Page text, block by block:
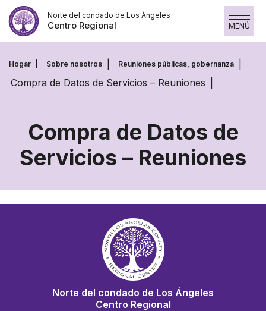
Skip
to
content
Norte del condado de Los Ángeles
Centro Regional MENÚ
Hogar Sobre nosotros Reuniones públicas, gobernanza
Compra de Datos de Servicios – Reuniones
Compra de Datos de
Servicios – Reuniones
Compra
Datos
de
Servicios
–
Reuniones
Norte del condado de Los Ángeles
Centro Regional